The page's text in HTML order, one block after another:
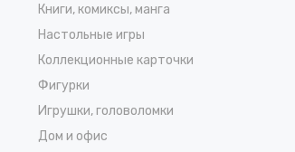
Книги, комиксы, манга
Настольные игры
Коллекционные карточки
Фигурки
Игрушки, головоломки
Дом и офис